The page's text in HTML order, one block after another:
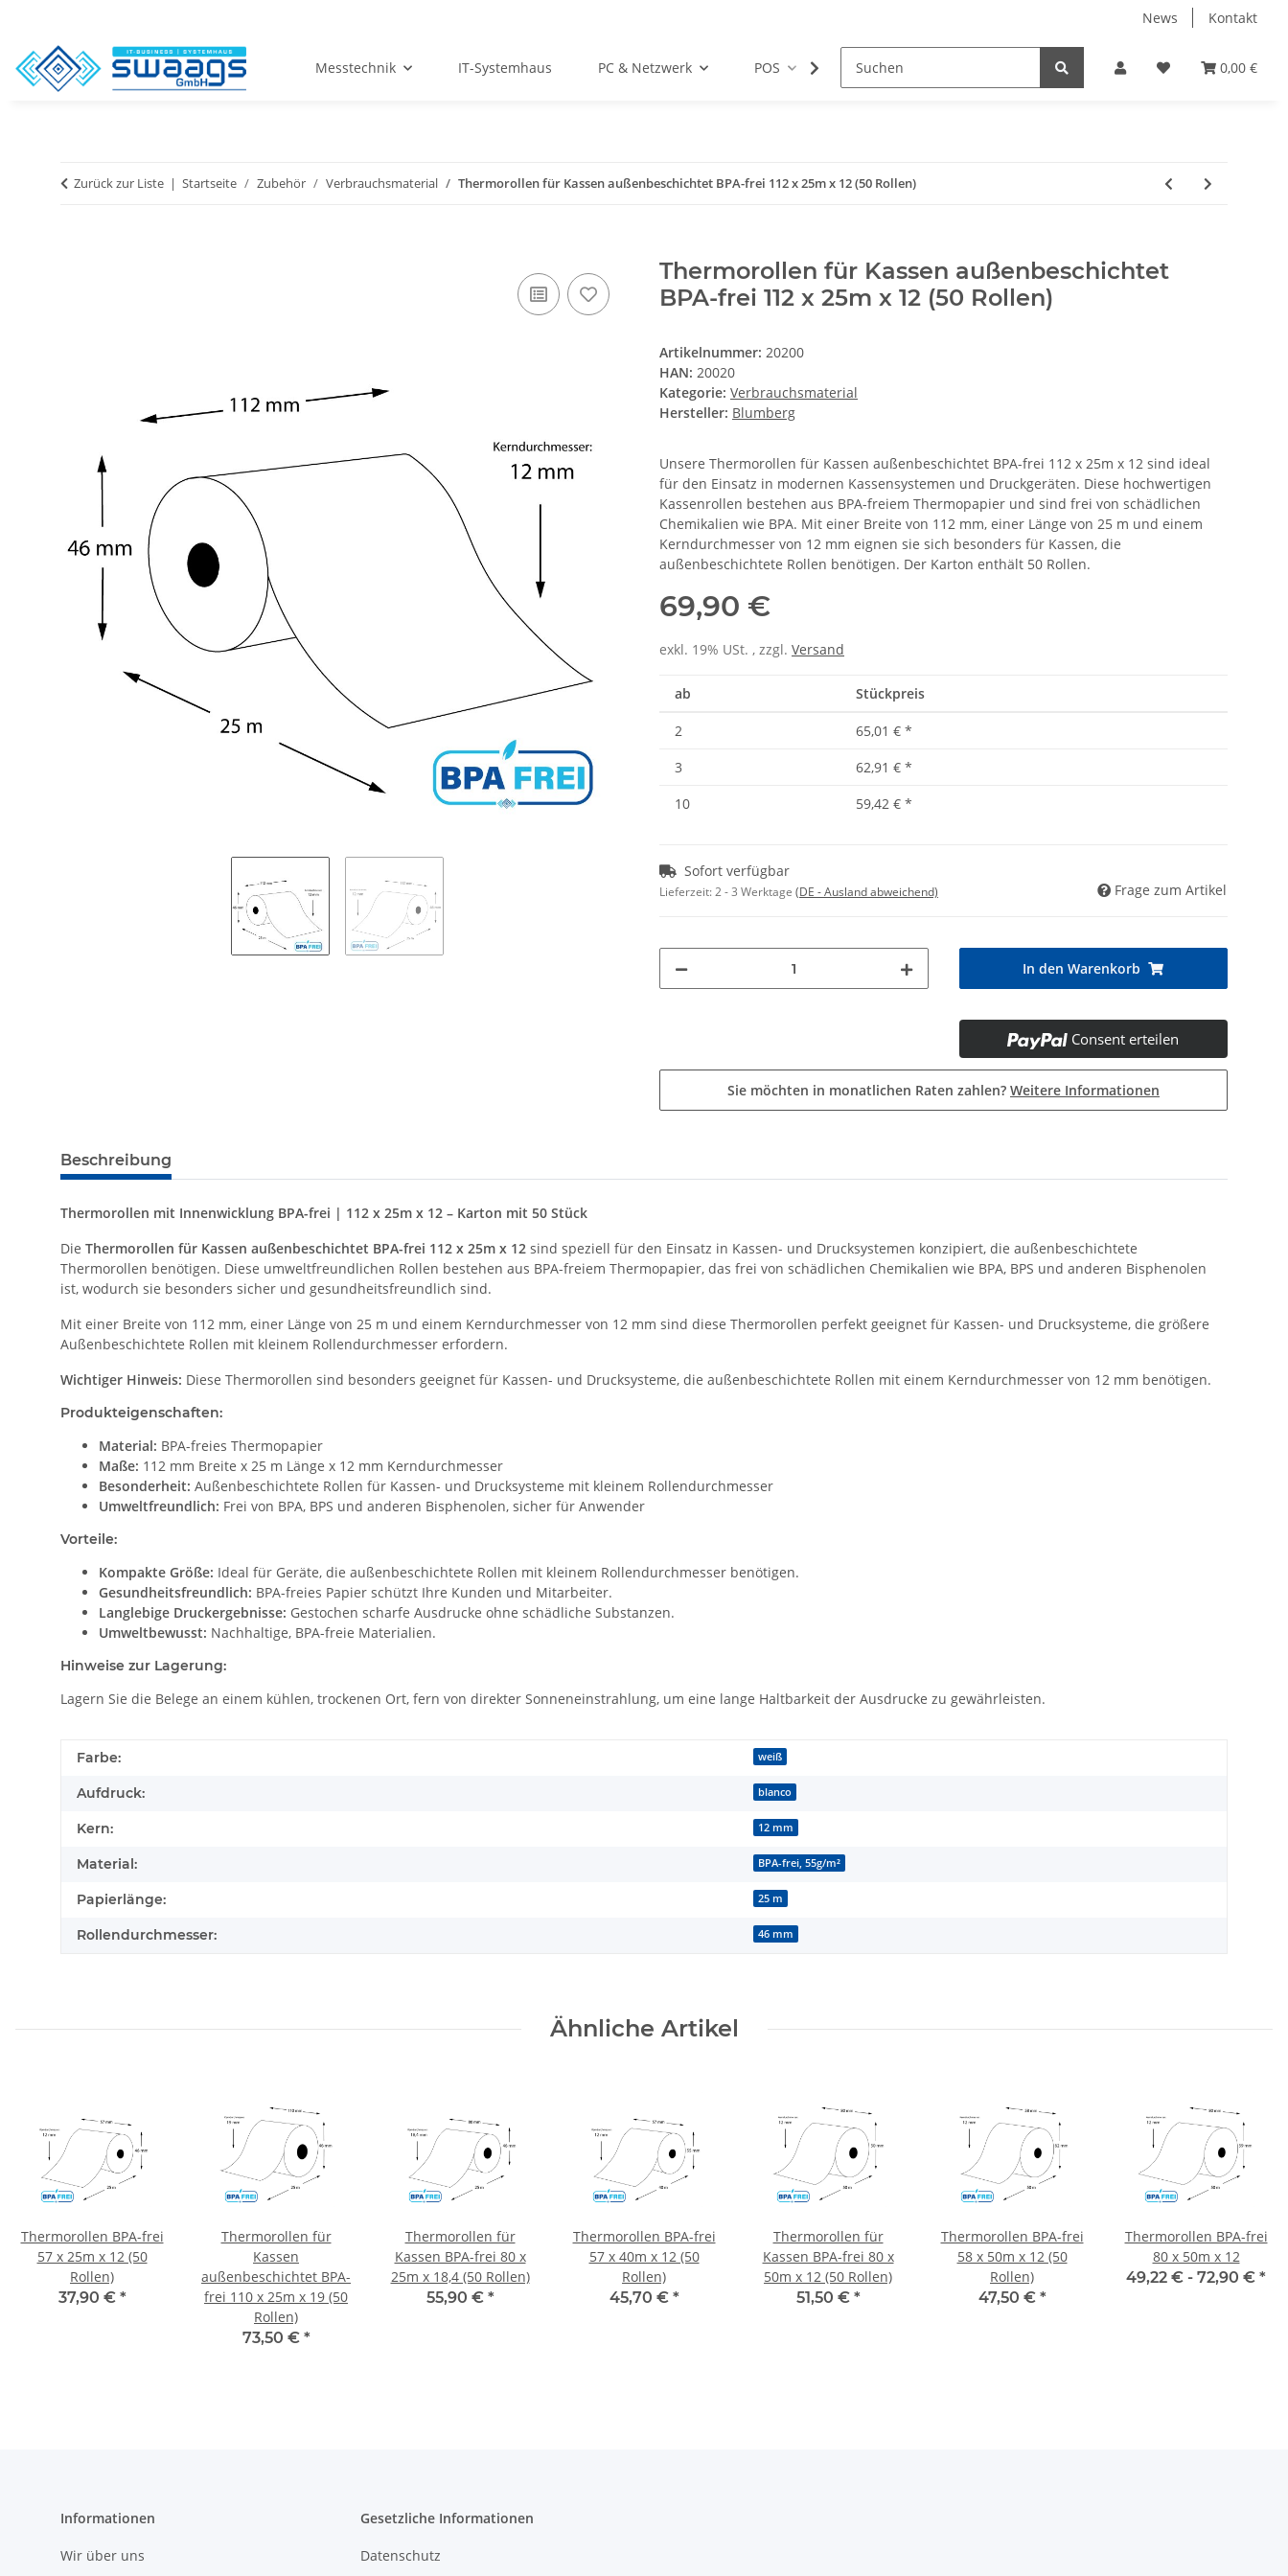
News Kontakt
0,00 €
Messtechnik IT-Systemhaus PC & Netzwerk POS Drucker & Scanner Zubehör Hersteller
Zurück zur Liste Startseite Zubehör Verbrauchsmaterial Thermorollen für Kassen außenbeschichtet BPA-frei 112 x 25m x 12 (50 Rollen)
Thermorollen für Kassen außenbeschichtet
BPA-frei 112 x 25m x 12 (50 Rollen)
Artikelnummer: 20200
HAN: 20020
Kategorie: Verbrauchsmaterial
Hersteller: Blumberg
Unsere Thermorollen für Kassen außenbeschichtet BPA-frei 112 x 25m x 12 sind ideal
für den Einsatz in modernen Kassensystemen und Druckgeräten. Diese hochwertigen
Kassenrollen bestehen aus BPA-freiem Thermopapier und sind frei von schädlichen
Chemikalien wie BPA. Mit einer Breite von 112 mm, einer Länge von 25 m und einem
Kerndurchmesser von 12 mm eignen sie sich besonders für Kassen, die
außenbeschichtete Rollen benötigen. Der Karton enthält 50 Rollen.
69,90 €
exkl. 19% USt. , zzgl. Versand
ab Stückpreis
2 65,01 € *
3
62,91 € *
10
59,42 € *
Sofort verfügbar
Lieferzeit:2 - 3 Werktage (DE - Ausland abweichend) Frage zum Artikel
In den Warenkorb
Consent erteilen
Sie möchten in monatlichen Raten zahlen? Weitere Informationen
Beschreibung
Thermorollen mit Innenwicklung BPA-frei | 112 x 25m x 12 – Karton mit 50 Stück
Die Thermorollen für Kassen außenbeschichtet BPA-frei 112 x 25m x 12 sind speziell für den Einsatz in Kassen- und Drucksystemen konzipiert, die außenbeschichtete
Thermorollen benötigen. Diese umweltfreundlichen Rollen bestehen aus BPA-freiem Thermopapier, das frei von schädlichen Chemikalien wie BPA, BPS und anderen Bisphenolen
ist, wodurch sie besonders sicher und gesundheitsfreundlich sind.
Mit einer Breite von 112 mm, einer Länge von 25 m und einem Kerndurchmesser von 12 mm sind diese Thermorollen perfekt geeignet für Kassen- und Drucksysteme, die größere
Außenbeschichtete Rollen mit kleinem Rollendurchmesser erfordern.
Wichtiger Hinweis: Diese Thermorollen sind besonders geeignet für Kassen- und Drucksysteme, die außenbeschichtete Rollen mit einem Kerndurchmesser von 12 mm benötigen.
Produkteigenschaften:
Material: BPA-freies Thermopapier
Maße: 112 mm Breite x 25 m Länge x 12 mm Kerndurchmesser
Besonderheit: Außenbeschichtete Rollen für Kassen- und Drucksysteme mit kleinem Rollendurchmesser
Umweltfreundlich: Frei von BPA, BPS und anderen Bisphenolen, sicher für Anwender
Vorteile:
Kompakte Größe: Ideal für Geräte, die außenbeschichtete Rollen mit kleinem Rollendurchmesser benötigen.
Gesundheitsfreundlich: BPA-freies Papier schützt Ihre Kunden und Mitarbeiter.
Langlebige Druckergebnisse: Gestochen scharfe Ausdrucke ohne schädliche Substanzen.
Umweltbewusst: Nachhaltige, BPA-freie Materialien.
Hinweise zur Lagerung:
Lagern Sie die Belege an einem kühlen, trockenen Ort, fern von direkter Sonneneinstrahlung, um eine lange Haltbarkeit der Ausdrucke zu gewährleisten.
Farbe: weiß
Aufdruck: blanco
Kern: 12 mm
Material: BPA-frei, 55g/m²
Papierlänge: 25 m
Rollendurchmesser: 46 mm
Ähnliche Artikel
Thermorollen BPA-frei
57 x 25m x 12 (50
Rollen)
37,90 € *
Thermorollen für
Kassen
außenbeschichtet BPA-
frei 110 x 25m x 19 (50
Rollen)
73,50 € *
Thermorollen für
Kassen BPA-frei 80 x
25m x 18,4 (50 Rollen)
55,90 € *
Thermorollen BPA-frei
57 x 40m x 12 (50
Rollen)
45,70 € *
Thermorollen für
Kassen BPA-frei 80 x
50m x 12 (50 Rollen)
51,50 € *
Thermorollen BPA-frei
58 x 50m x 12 (50
Rollen)
47,50 € *
Thermorollen BPA-frei
80 x 50m x 12
49,22 € - 72,90 € *
Informationen
Wir über uns
Gesetzliche Informationen
Datenschutz